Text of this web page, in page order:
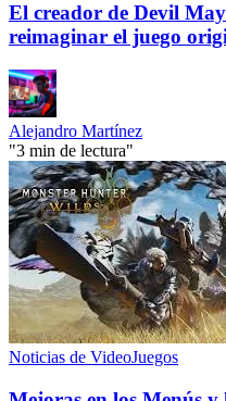
El creador de Devil
reimaginar el juego
Alejandro Martínez
"3 min de lectura"
Noticias de VideoJuegos